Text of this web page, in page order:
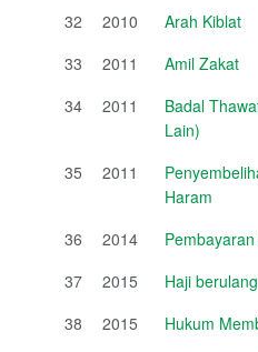
32
2010
Arah Kiblat
33
2011
Amil Zakat
34
2011
Badal
Lain)
35
2011
Haram
36
2014
37
2015
Haji berulang
38
2015
Hukum